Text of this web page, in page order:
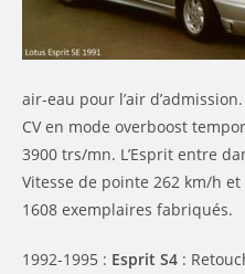
air-eau pour l’air
CV en mode overboost
3900 trs/mn. L’Esprit entre
Vitesse de pointe 262 km/h
1608 exemplaires fabriqués.
1992-1995 : Esprit S4 :